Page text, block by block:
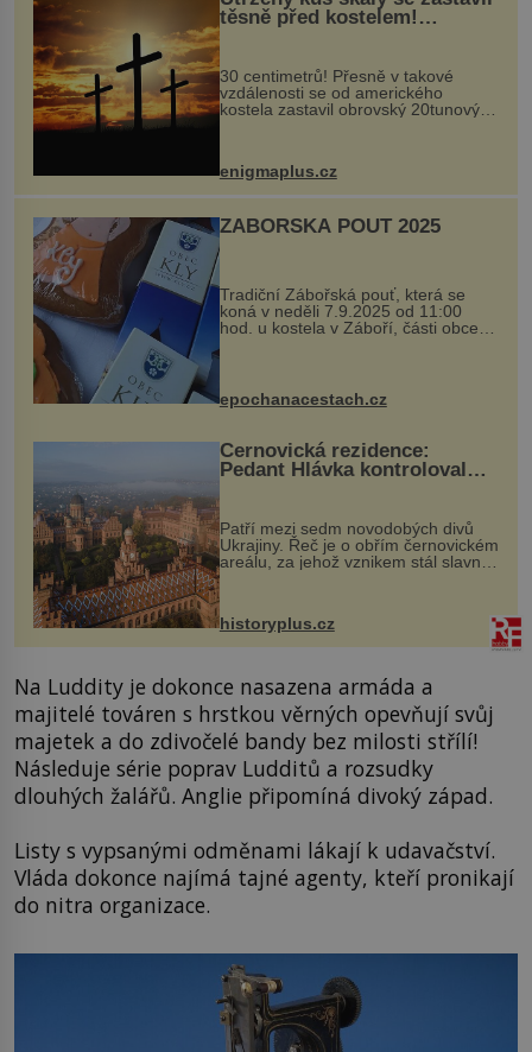
těsně před kostelem!
Ochránila ho boží síla?
30 centimetrů! Přesně v takové
vzdálenosti se od amerického
kostela zastavil obrovský 20tunový
...
enigmaplus.cz
ZÁBOŘSKÁ POUŤ 2025
Tradiční Zábořská pouť, která se
koná v neděli 7.9.2025 od 11:00
hod. u kostela v Záboří, části obce
Kly u Mělníka. V programu naleznete
komentovanou prohlídku kostela,
epochanacestach.cz
Černovická rezidence:
Pedant Hlávka kontroloval
Patří mezi sedm novodobých divů
Ukrajiny. Řeč je o obřím černovickém
areálu, za jehož vznikem stál slavný
český architekt Josef Hlávka. Ten si
na něm dal mimořádně záležet. Jeho
historyplus.cz
Na Luddity je dokonce nasazena armáda a
majitelé továren s hrstkou věrných opevňují svůj
majetek a do zdivočelé bandy bez milosti střílí!
Následuje série poprav Ludditů a rozsudky
dlouhých žalářů. Anglie připomíná divoký západ.
Listy s vypsanými odměnami lákají k udavačství.
Vláda dokonce najímá tajné agenty, kteří pronikají
do nitra organizace.